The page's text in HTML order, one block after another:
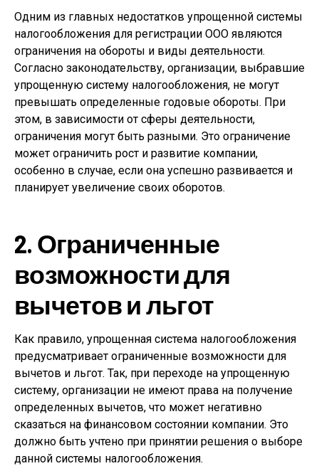
Одним из главных недостатков упрощенной системы
налогообложения для регистрации ООО являются
ограничения на обороты и виды деятельности.
Согласно законодательству, организации, выбравшие
упрощенную систему налогообложения, не могут
превышать определенные годовые обороты. При
этом, в зависимости от сферы деятельности,
ограничения могут быть разными. Это ограничение
может ограничить рост и развитие компании,
особенно в случае, если она успешно развивается и
планирует увеличение своих оборотов.
2. Ограниченные
возможности для
вычетов и льгот
Как правило, упрощенная система налогообложения
предусматривает ограниченные возможности для
вычетов и льгот. Так, при переходе на упрощенную
систему, организации не имеют права на получение
определенных вычетов, что может негативно
сказаться на финансовом состоянии компании. Это
должно быть учтено при принятии решения о выборе
данной системы налогообложения.